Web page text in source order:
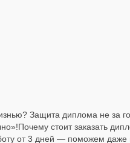
Защита диплома не за
стоит заказать
от 3 дней — поможем даже